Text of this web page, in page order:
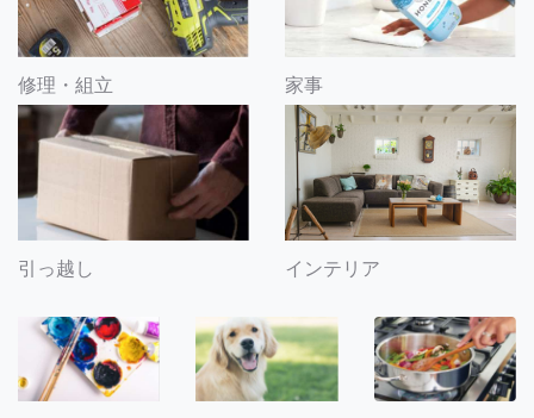
修理・組立 家事
引っ越し インテリア